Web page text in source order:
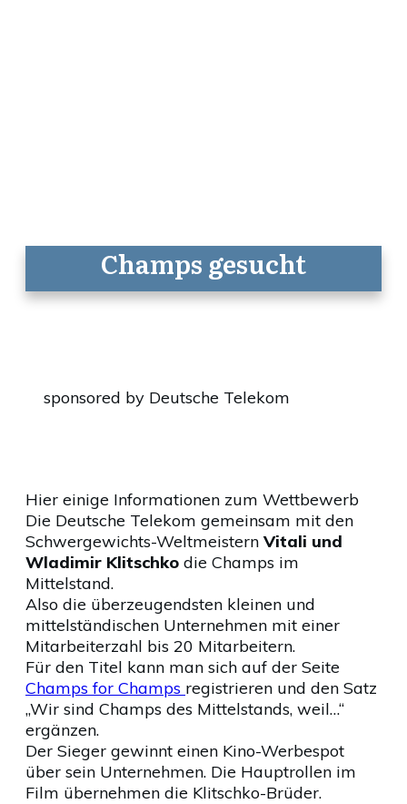
Champs gesucht
sponsored by Deutsche Telekom
Hier einige Informationen zum Wettbewerb
Die Deutsche Telekom gemeinsam mit den
Schwergewichts-Weltmeistern Vitali und
Wladimir Klitschko die Champs im
Mittelstand.
Also die überzeugendsten kleinen und
mittelständischen Unternehmen mit einer
Mitarbeiterzahl bis 20 Mitarbeitern.
Für den Titel kann man sich auf der Seite
Champs for Champs registrieren und den Satz
„Wir sind Champs des Mittelstands, weil…“
ergänzen.
Der Sieger gewinnt einen Kino-Werbespot
über sein Unternehmen. Die Hauptrollen im
Film übernehmen die Klitschko-Brüder.